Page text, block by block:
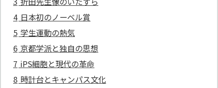
4 日本初のノーベル賞
5 学生運動の熱気
6 京都学派と独自の思想
7 iPS細胞と現代の革命
8 時計台とキャンパス文化